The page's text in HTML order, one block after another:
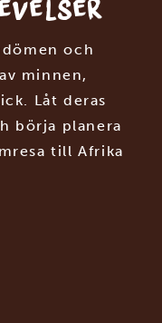
och
minnen,
Låt deras
börja planera
till Afrika